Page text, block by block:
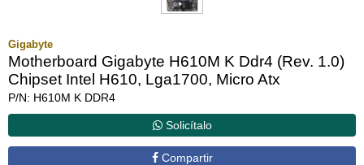
Gigabyte
Motherboard Gigabyte H610M K Ddr4 (Rev. 1.0)
Chipset Intel H610, Lga1700, Micro Atx
P/N: H610M K DDR4
Solicítalo
Compartir